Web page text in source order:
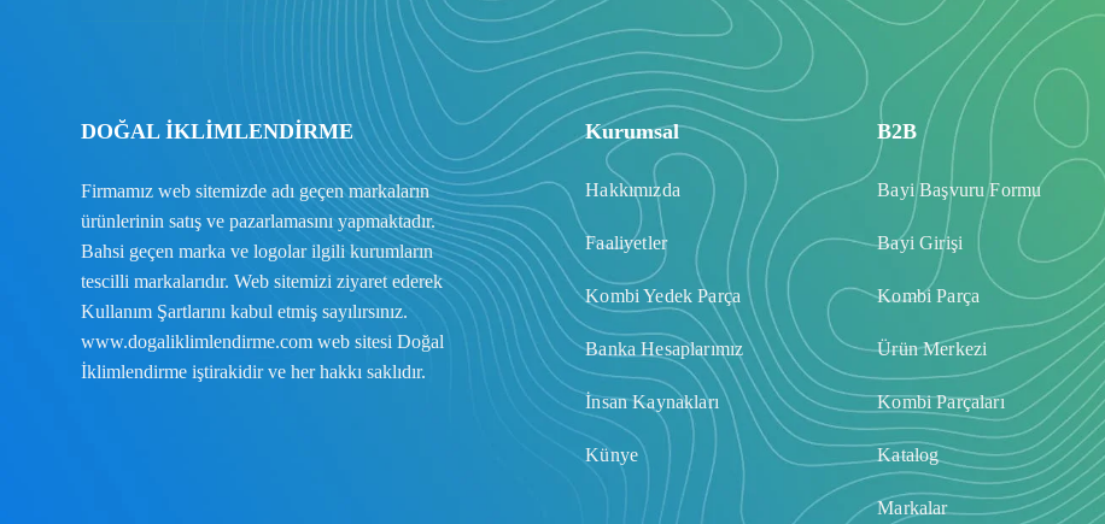
DOĞAL İKLİMLENDİRME
Firmamız web sitemizde adı geçen markaların
ürünlerinin satış ve pazarlamasını yapmaktadır.
Bahsi geçen marka ve logolar ilgili kurumların
tescilli markalarıdır. Web sitemizi ziyaret ederek
Kullanım Şartlarını kabul etmiş sayılırsınız.
www.dogaliklimlendirme.com web sitesi Doğal
İklimlendirme iştirakidir ve her hakkı saklıdır.
Kurumsal
Hakkımızda
Faaliyetler
Kombi Yedek Parça
Banka Hesaplarımız
İnsan Kaynakları
Künye
B2B
Bayi Başvuru Formu
Bayi Girişi
Kombi Parça
Ürün Merkezi
Kombi Parçaları
Katalog
Markalar